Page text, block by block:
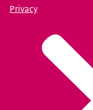
Privacy